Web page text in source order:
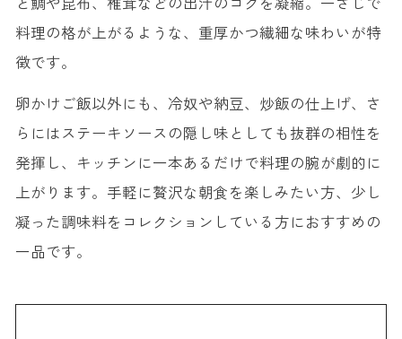
料理の格が上がるような、重厚かつ繊細な味わいが特
徴です。
卵かけご飯以外にも、冷奴や納豆、炒飯の仕上げ、さ
らにはステーキソースの隠し味としても抜群の相性を
発揮し、キッチンに一本あるだけで料理の腕が劇的に
上がります。手軽に贅沢な朝食を楽しみたい方、少し
凝った調味料をコレクションしている方におすすめの
一品です。